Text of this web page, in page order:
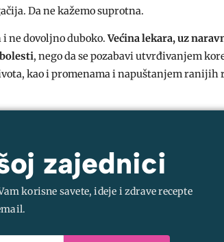
Da ne kažemo suprotna.
ne dovoljno duboko.Većina lekara, uz
, nego da se pozabavi utvrđivanjem
kao i promenama i napuštanjem ranijih
zajednici
korisne savete, ideje i zdrave recepte